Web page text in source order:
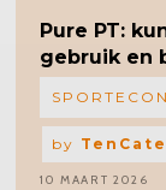
Pure PT:
gebruik en
by TenCate
10 MAART 2026